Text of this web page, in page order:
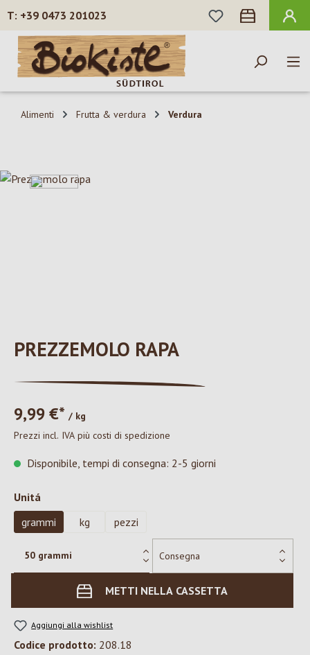
Passa al contenuto principale
+39 0473 201023
HAI 0 ARTICOLI
Alimenti Frutta & verdura Verdura
Salta la galleria di immagini
PREZZEMOLO RAPA
9,99 €* / kg
Prezzi incl. IVA più costi di spedizione
Disponibile, tempi di consegna: 2-5 giorni
Seleziona
Unitá
grammi
kg pezzi
METTI NELLA CASSETTA
Aggiungi alla wishlist
Codice prodotto: 208.18